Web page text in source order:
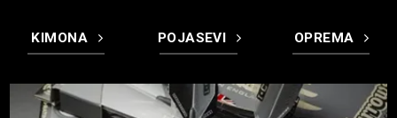
KIMONA POJASEVI OPREMA